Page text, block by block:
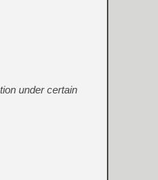
under certain